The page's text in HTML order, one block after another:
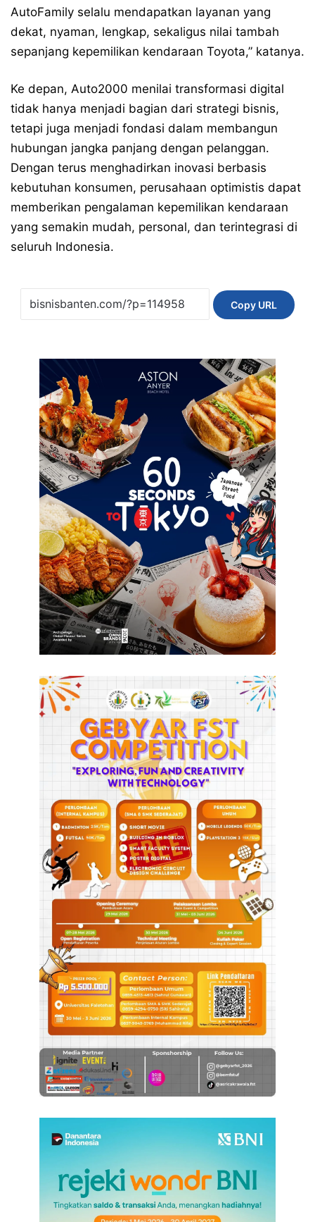
AutoFamily selalu mendapatkan layanan yang
dekat, nyaman, lengkap, sekaligus nilai tambah
sepanjang kepemilikan kendaraan Toyota,” katanya.
Ke depan, Auto2000 menilai transformasi digital
tidak hanya menjadi bagian dari strategi bisnis,
tetapi juga menjadi fondasi dalam membangun
hubungan jangka panjang dengan pelanggan.
Dengan terus menghadirkan inovasi berbasis
kebutuhan konsumen, perusahaan optimistis dapat
memberikan pengalaman kepemilikan kendaraan
yang semakin mudah, personal, dan terintegrasi di
seluruh Indonesia.
Copy URL